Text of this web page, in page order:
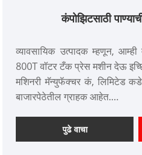
कंपोझिटसाठी
व्यावसायिक उत्पादक म्हणून, आम्ही
800T वॉटर टँक प्रेस मशीन देऊ
मशिनरी मॅन्युफॅक्चर कं, लिमिटेड
बाजारपेठेतील ग्राहक आहेत.
पेमेंट: T/T, L/C
उत्पादन मूळ: चीन
पुढे वाचा